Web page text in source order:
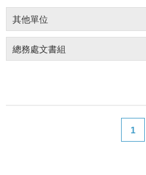
其他單位
總務處文書組
1